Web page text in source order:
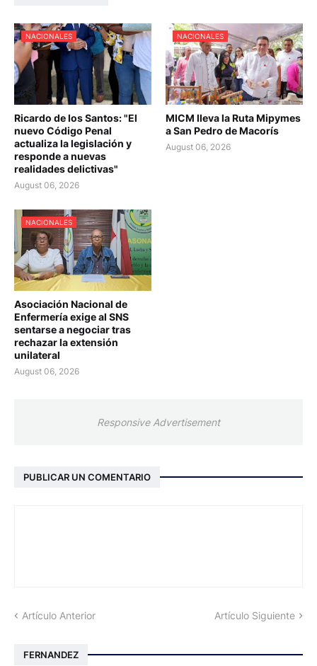
NACIONALES
Ricardo de los Santos: "El
nuevo Código Penal
actualiza la legislación y
responde a nuevas
realidades delictivas"
August 06, 2026
NACIONALES
MICM lleva la Ruta Mipymes
a San Pedro de Macorís
August 06, 2026
NACIONALES
Asociación Nacional de
Enfermería exige al SNS
sentarse a negociar tras
rechazar la extensión
unilateral
August 06, 2026
Responsive Advertisement
PUBLICAR UN COMENTARIO
Artículo Anterior Artículo Siguiente
FERNANDEZ